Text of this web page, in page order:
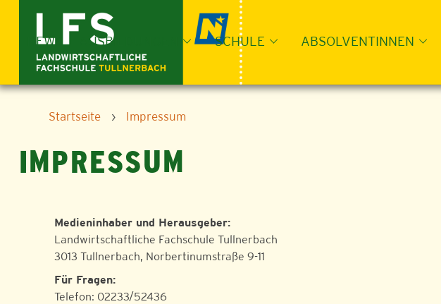
contentNEWS AUSBILDUNGEN SCHULE ABSOLVENTINNEN
Startseite › Impressum
IMPRESSUM
Medieninhaber und Herausgeber:
Landwirtschaftliche Fachschule Tullnerbach
3013 Tullnerbach, Norbertinumstraße 9-11
Für Fragen:
Telefon: 02233/52436